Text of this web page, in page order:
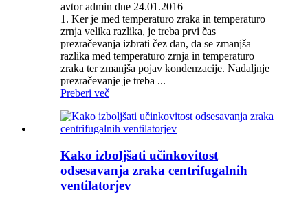
avtor admin dne 24.01.2016
1. Ker je med temperaturo zraka in temperaturo
zrnja velika razlika, je treba prvi čas
prezračevanja izbrati čez dan, da se zmanjša
razlika med temperaturo zrnja in temperaturo
zraka ter zmanjša pojav kondenzacije. Nadaljnje
prezračevanje je treba ...
Preberi več
Kako izboljšati učinkovitost
odsesavanja zraka centrifugalnih
ventilatorjev